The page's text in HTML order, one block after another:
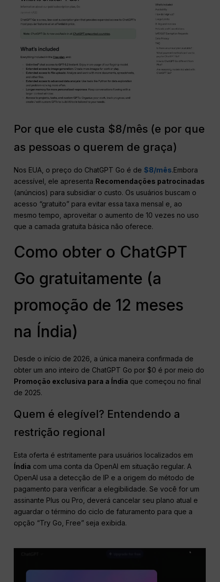
Por que ele custa $8/mês (e por que
as pessoas o querem de graça)
Nos EUA, o preço do ChatGPT Go é de$8/mês.Embora
acessível, ele apresenta Recomendações patrocinadas
(anúncios) para subsidiar o custo. Os usuários buscam o
acesso “gratuito” para evitar essa taxa mensal e, ao
mesmo tempo, aproveitar o aumento de 10 vezes no uso
que a camada gratuita básica não oferece.
Como obter o ChatGPT
Go gratuitamente (a
promoção de 12 meses
na Índia)
Desde o início de 2026, a única maneira confirmada de
obter um ano inteiro de ChatGPT Go por $0 é por meio do
Promoção exclusiva para a Índia que começou no final
de 2025.
Quem é elegível? Entendendo a
restrição regional
Esta oferta é estritamente para usuários localizados em
Índia com uma conta da OpenAI em situação regular. A
OpenAI usa a detecção de IP e a origem do método de
pagamento para verificar a elegibilidade. Se você for um
assinante Plus ou Pro, deverá cancelar seu plano atual e
aguardar o término do ciclo de faturamento para que a
opção “Try Go, Free” seja exibida.